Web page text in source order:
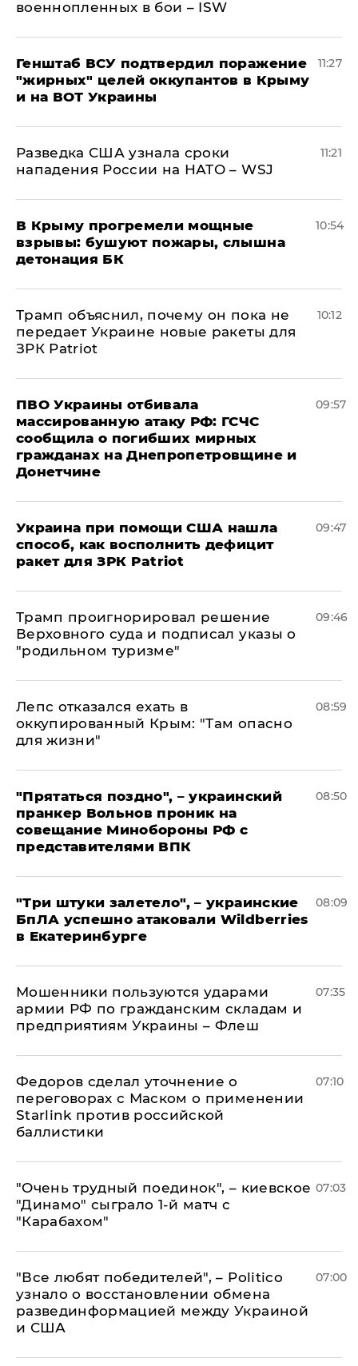
военнопленных в бои – ISW
Генштаб ВСУ подтвердил поражение
"жирных" целей оккупантов в Крыму
и на ВОТ Украины
11:27
Разведка США узнала сроки
нападения России на НАТО – WSJ
11:21
В Крыму прогремели мощные
взрывы: бушуют пожары, слышна
детонация БК
10:54
Трамп объяснил, почему он пока не
передает Украине новые ракеты для
ЗРК Patriot
10:12
ПВО Украины отбивала
массированную атаку РФ: ГСЧС
сообщила о погибших мирных
гражданах на Днепропетровщине и
Донетчине
09:57
Украина при помощи США нашла
способ, как восполнить дефицит
ракет для ЗРК Patriot
09:47
Трамп проигнорировал решение
Верховного суда и подписал указы о
"родильном туризме"
09:46
Лепс отказался ехать в
оккупированный Крым: "Там опасно
для жизни"
08:59
"Прятаться поздно", – украинский
пранкер Вольнов проник на
совещание Минобороны РФ с
представителями ВПК
08:50
"Три штуки залетело", – украинские
БпЛА успешно атаковали Wildberries
в Екатеринбурге
08:09
Мошенники пользуются ударами
армии РФ по гражданским складам и
предприятиям Украины – Флеш
07:35
Федоров сделал уточнение о
переговорах с Маском о применении
Starlink против российской
баллистики
07:10
"Очень трудный поединок", – киевское
"Динамо" сыграло 1-й матч с
"Карабахом"
07:03
​"Все любят победителей", – Politico
узнало о восстановлении обмена
развединформацией между Украиной
и США
07:00